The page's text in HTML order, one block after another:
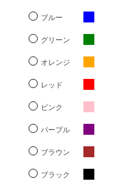
ブルー
グリーン
オレンジ
レッド
ピンク
パープル
ブラウン
ブラック